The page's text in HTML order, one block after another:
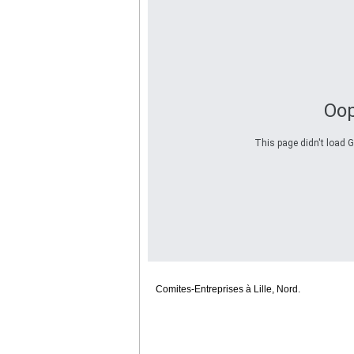
This page didn't load
Comites-Entreprises à Lille, Nord.